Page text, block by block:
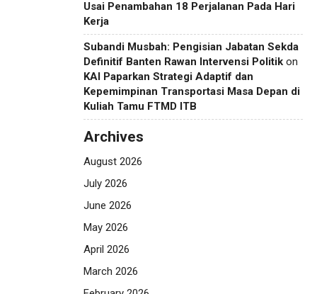
Usai Penambahan 18 Perjalanan Pada Hari
Kerja
Subandi Musbah: Pengisian Jabatan Sekda
Definitif Banten Rawan Intervensi Politik on
KAI Paparkan Strategi Adaptif dan
Kepemimpinan Transportasi Masa Depan di
Kuliah Tamu FTMD ITB
Archives
August 2026
July 2026
June 2026
May 2026
April 2026
March 2026